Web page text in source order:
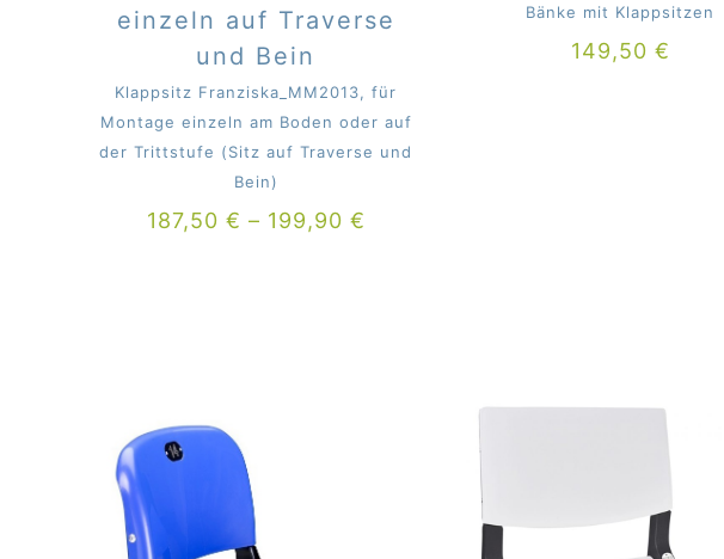
einzeln auf Traverse
und Bein
Klappsitz Franziska_MM2013, für
Montage einzeln am Boden oder auf
der Trittstufe (Sitz auf Traverse und
Bein)
187,50 € – 199,90 €
Bänke mit Klappsitzen
149,50 €